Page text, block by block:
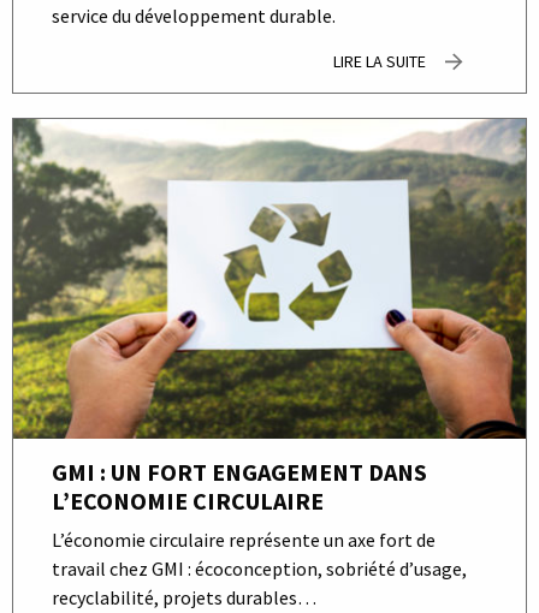
service du développement durable.
LIRE LA SUITE
GMI : UN FORT ENGAGEMENT DANS
L’ECONOMIE CIRCULAIRE
L’économie circulaire représente un axe fort de
travail chez GMI : écoconception, sobriété d’usage,
recyclabilité, projets durables…